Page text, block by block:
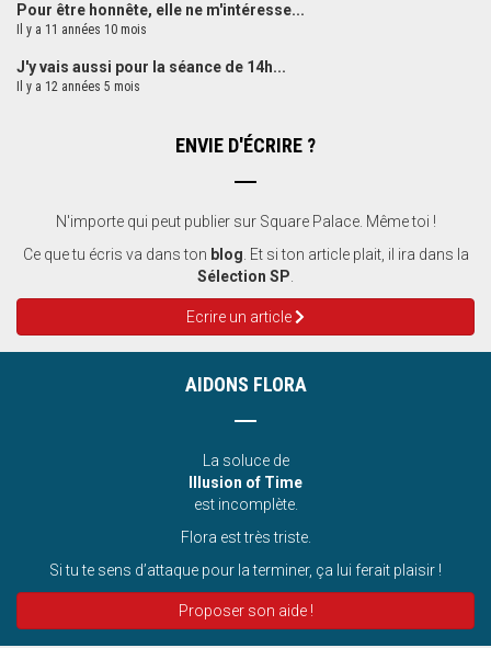
Pour être honnête, elle ne m'intéresse...
Il y a 11 années 10 mois
J'y vais aussi pour la séance de 14h...
Il y a 12 années 5 mois
ENVIE D'ÉCRIRE ?
N'importe qui peut publier sur Square Palace. Même toi !
Ce que tu écris va dans ton blog . Et si ton article plait, il ira dans la
Sélection SP
Ecrire un article
AIDONS FLORA
La soluce de
Illusion of Time
est incomplète.
Flora est très triste.
Si tu te sens d’attaque pour la terminer, ça lui ferait plaisir !
Proposer son aide !